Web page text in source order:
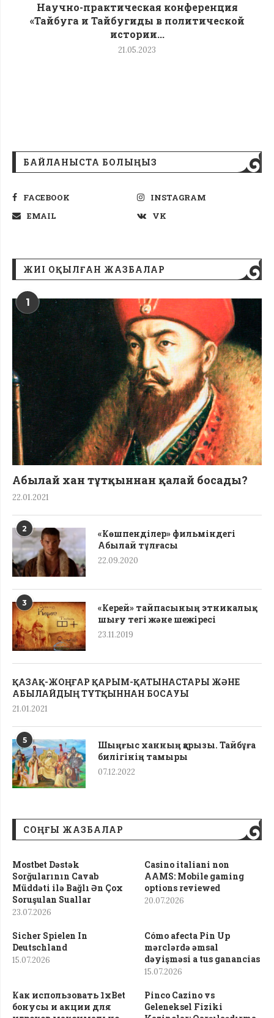
Научно-практическая конференция
«Тайбуга и Тайбугиды в политической
истории...
21.05.2023
БАЙЛАНЫСТА БОЛЫҢЫЗ
FACEBOOK
INSTAGRAM
EMAIL
VK
ЖИІ ОҚЫЛҒАН ЖАЗБАЛАР
1
Абылай хан тұтқыннан қалай босады?
22.01.2021
2
«Көшпенділер» фильміндегі
Абылай тұлғасы
22.09.2020
3
«Керей» тайпасының этникалық
шығу тегі жəне шежіресі
23.11.2019
ҚАЗАҚ-ЖОҢҒАР ҚАРЫМ-ҚАТЫНАСТАРЫ ЖӘНЕ
АБЫЛАЙДЫҢ ТҰТҚЫННАН БОСАУЫ
21.01.2021
5
Шыңғыс ханның қарызы. Тайбұға
билігінің тамыры
07.12.2022
СОҢҒЫ ЖАЗБАЛАР
Mostbet Dəstək
Sorğularının Cavab
Müddəti ilə Bağlı Ən Çox
Soruşulan Suallar
23.07.2026
Casino italiani non
AAMS: Mobile gaming
options reviewed
20.07.2026
Sicher Spielen In
Deutschland
15.07.2026
Cómo afecta Pin Up
mərclərdə əmsal
dəyişməsi a tus ganancias
15.07.2026
Как использовать 1xBet
бонусы и акции для
Pinco Cazino vs
Geleneksel Fiziki